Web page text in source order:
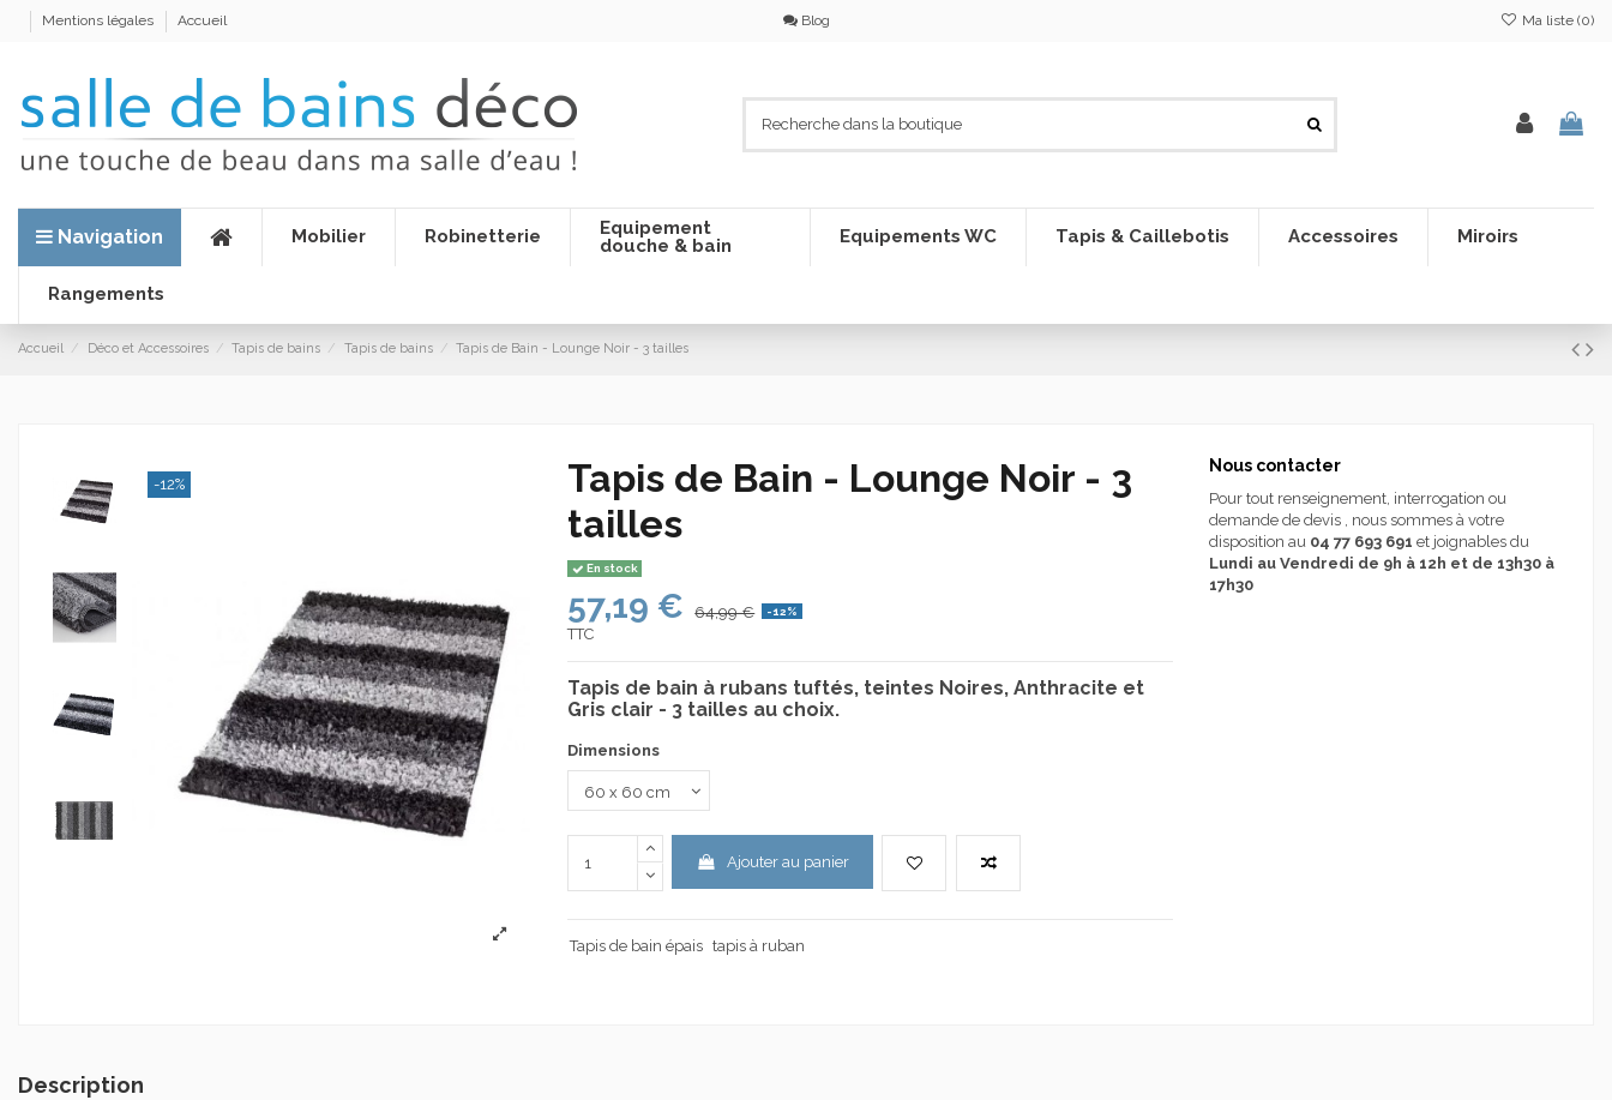
Mentions légales Accueil Blog Ma liste (0)
Navigation Mobilier Robinetterie
Equipement
douche & bain
Equipements WC Tapis & Caillebotis Accessoires Miroirs
Rangements
Accueil Déco et Accessoires Tapis de bains Tapis de bains Tapis de Bain - Lounge Noir - 3 tailles
-12%
Tapis de Bain - Lounge Noir - 3
tailles
En stock
57,19 € 64,99 € -12%
TTC
Tapis de bain à rubans tuftés, teintes Noires, Anthracite et
Gris clair - 3 tailles au choix.
Dimensions
Ajouter au panier
Tapis de bain épais tapis à ruban
Nous contacter
Pour tout renseignement, interrogation ou
demande de devis , nous sommes à votre
disposition au 04 77 693 691 et joignables du
Lundi au Vendredi de 9h à 12h et de 13h30 à
17h30
Description